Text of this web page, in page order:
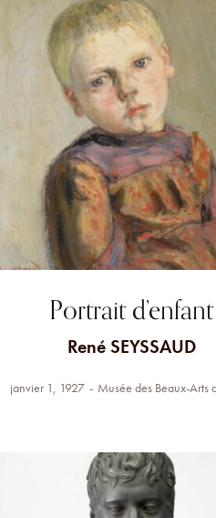
Portrait d’enfant
René SEYSSAUD
janvier 1, 1927 Musée des Beaux-Arts